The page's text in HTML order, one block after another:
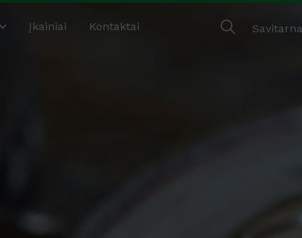
Įkainiai Kontaktai Savitarna